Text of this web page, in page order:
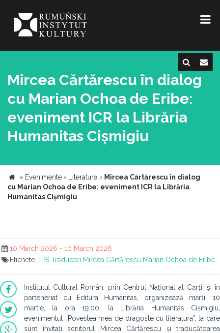
Mircea Cărtărescu în dialog
cu Marian Ochoa de Eribe:
eveniment ICR la Librăria
Humanitas Cișmigiu
» Evenimente › Literatură › Mircea Cărtărescu în dialog
cu Marian Ochoa de Eribe: eveniment ICR la Librăria
Humanitas Cișmigiu
10 March 2026 - 10 March 2026
Etichete TPS Traduceri Mircea Cărtărescu Marian Ochoa de Eribe
Institutul Cultural Român, prin Centrul Național al Cărții și în
parteneriat cu Editura Humanitas, organizează marți, 10
martie, la ora 19:00, la Librăria Humanitas Cișmigiu,
evenimentul „Povestea mea de dragoste cu literatura”, la care
sunt invitați scriitorul Mircea Cărtărescu și traducătoarea